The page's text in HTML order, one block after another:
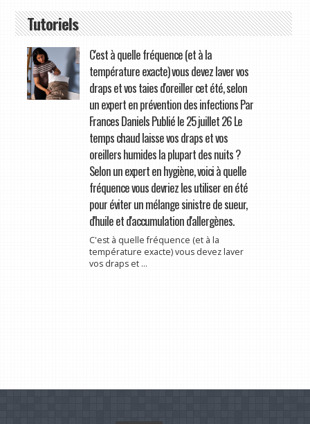
Tutoriels
C'est à quelle fréquence (et à la
température exacte) vous devez laver vos
draps et vos taies d'oreiller cet été, selon
un expert en prévention des infections Par
Frances Daniels Publié le 25 juillet 26 Le
temps chaud laisse vos draps et vos
oreillers humides la plupart des nuits ?
Selon un expert en hygiène, voici à quelle
fréquence vous devriez les utiliser en été
pour éviter un mélange sinistre de sueur,
d'huile et d'accumulation d'allergènes.
C'est à quelle fréquence (et à la
température exacte) vous devez laver
vos draps et ...